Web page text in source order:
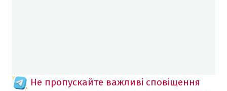
Не пропускайте важливі сповіщення